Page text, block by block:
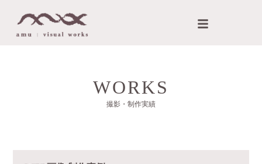
メ
ニ
WORKS
撮影・制作実績